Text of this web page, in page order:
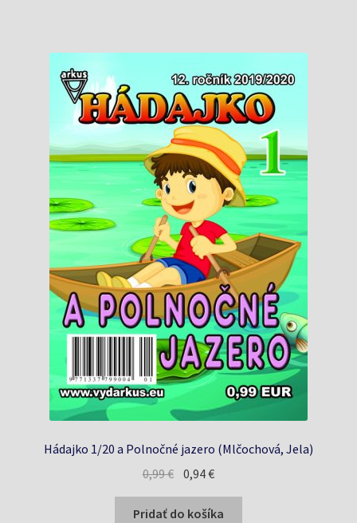
Hádajko 1/20 a Polnočné jazero (Mlčochová, Jela)
0,99€ Pôvodná
bola:
0,94€Aktuálna
je:
Pridať do košíka